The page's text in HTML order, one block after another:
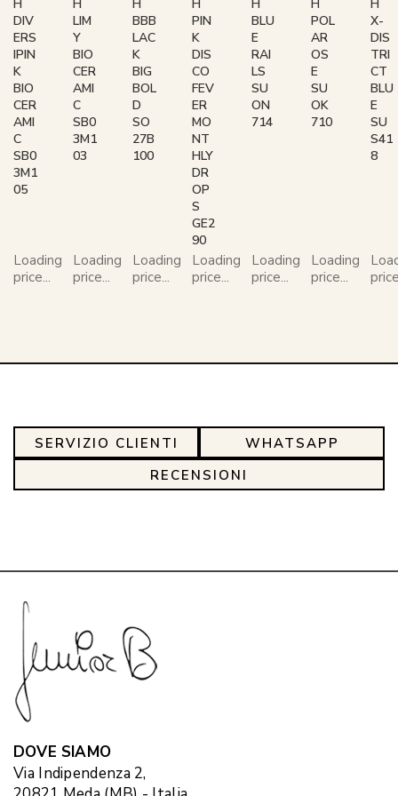
H
DIV
ERS
IPIN
K
BIO
CER
AMI
C
SB0
3M1
05
Loading
price...
H
LIM
Y
BIO
CER
AMI
C
SB0
3M1
03
Loading
price...
H
BBB
LAC
K
BIG
BOL
D
SO
27B
100
Loading
price...
H
PIN
K
DIS
CO
FEV
ER
MO
NT
HLY
DR
OP
S
GE2
90
Loading
price...
H
BLU
E
RAI
LS
SU
ON
714
Loading
price...
H
POL
AR
OS
E
SU
OK
710
Loading
price...
H
X-
DIS
TRI
CT
BLU
E
SU
S41
8
SERVIZIO CLIENTI
WHATSAPP
RECENSIONI
DOVE SIAMO
Via Indipendenza 2,